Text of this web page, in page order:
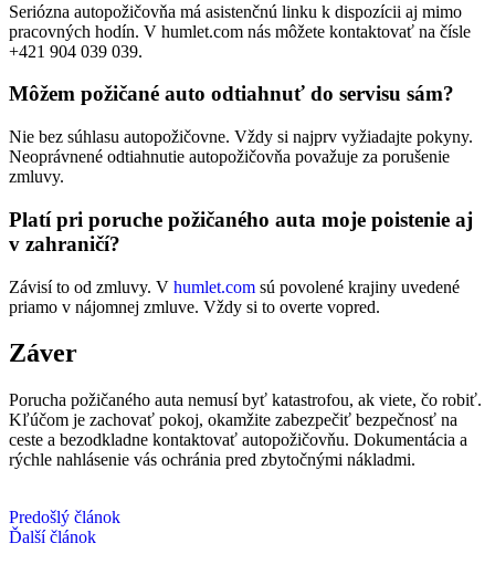
Seriózna autopožičovňa má asistenčnú linku k dispozícii aj mimo
pracovných hodín. V humlet.com nás môžete kontaktovať na čísle
+421 904 039 039.
Môžem požičané auto odtiahnuť do servisu sám?
Nie bez súhlasu autopožičovne. Vždy si najprv vyžiadajte pokyny.
Neoprávnené odtiahnutie autopožičovňa považuje za porušenie
zmluvy.
Platí pri poruche požičaného auta moje poistenie aj
v zahraničí?
Závisí to od zmluvy. V humlet.com sú povolené krajiny uvedené
priamo v nájomnej zmluve. Vždy si to overte vopred.
Záver
Porucha požičaného auta nemusí byť katastrofou, ak viete, čo robiť.
Kľúčom je zachovať pokoj, okamžite zabezpečiť bezpečnosť na
ceste a bezodkladne kontaktovať autopožičovňu. Dokumentácia a
rýchle nahlásenie vás ochránia pred zbytočnými nákladmi.
Predošlý článok
Ďalší článok